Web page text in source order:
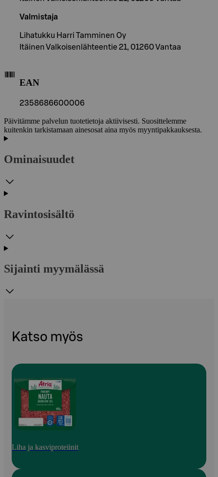
Valmistaja
Lihatukku Harri Tamminen Oy
Itäinen Valkoisenlähteentie 21, 01260 Vantaa
EAN
2358686600006
Päivitämme palvelun tuotetietoja aktiivisesti. Suosittelemme
kuitenkin tarkistamaan ainesosat aina myös myyntipakkauksesta.
Ominaisuudet
Ravintosisältö
Sijainti myymälässä
Katso myös
Liha ja kasviproteiinit